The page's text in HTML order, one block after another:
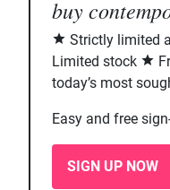
buy
Strictly limited
Limited stock
today’s most
Easy and free
SIGN UP NOW